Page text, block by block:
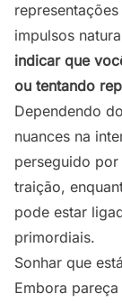
impulsos
indicar que
ou tentando
Dependendo
nuances na
perseguido
traição,
pode estar
primordiais.
Sonhar que
Embora